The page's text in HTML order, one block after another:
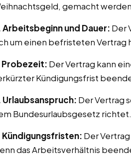
gemacht
Arbeitsbeginn und Dauer: Der
um einen befristeten Vertrag
Probezeit: Der Vertrag kann
Kündigungsfrist
Urlaubsanspruch: Der Vertrag
Bundesurlaubsgesetz richtet.
Kündigungsfristen: Der
das Arbeitsverhältnis